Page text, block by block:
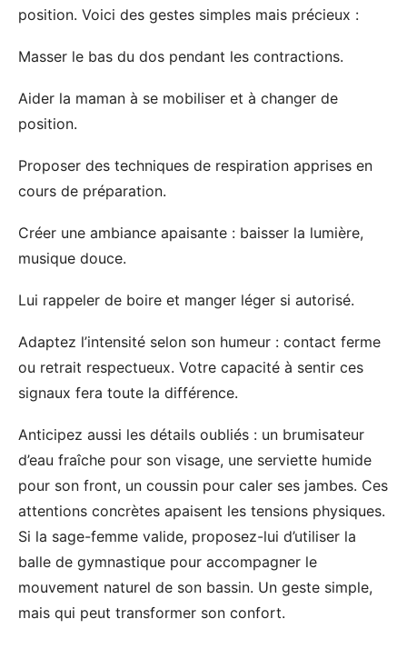
position. Voici des gestes simples mais précieux :
Masser le bas du dos pendant les contractions.
Aider la maman à se mobiliser et à changer de
position.
Proposer des techniques de respiration apprises en
cours de préparation.
Créer une ambiance apaisante : baisser la lumière,
musique douce.
Lui rappeler de boire et manger léger si autorisé.
Adaptez l’intensité selon son humeur : contact ferme
ou retrait respectueux. Votre capacité à sentir ces
signaux fera toute la différence.
Anticipez aussi les détails oubliés : un brumisateur
d’eau fraîche pour son visage, une serviette humide
pour son front, un coussin pour caler ses jambes. Ces
attentions concrètes apaisent les tensions physiques.
Si la sage-femme valide, proposez-lui d’utiliser la
balle de gymnastique pour accompagner le
mouvement naturel de son bassin. Un geste simple,
mais qui peut transformer son confort.